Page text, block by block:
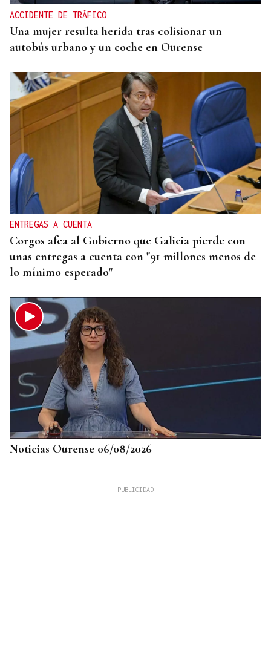
ACCIDENTE DE TRÁFICO
Una mujer resulta herida tras colisionar un
autobús urbano y un coche en Ourense
ENTREGAS A CUENTA
Corgos afea al Gobierno que Galicia pierde con
unas entregas a cuenta con "91 millones menos de
lo mínimo esperado"
Noticias Ourense 06/08/2026